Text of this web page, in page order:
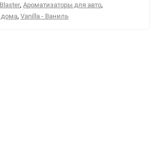
, Ароматизаторы для авто,
дома, Vanilla - Ваниль